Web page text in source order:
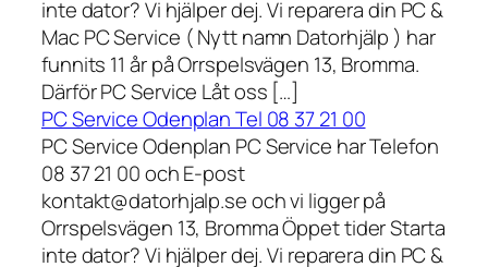
inte dator? Vi hjälper dej. Vi reparera din PC &
Mac PC Service ( Nytt namn Datorhjälp ) har
funnits 11 år på Orrspelsvägen 13, Bromma.
Därför PC Service Låt oss […]
PC Service Odenplan Tel 08 37 21 00
PC Service Odenplan PC Service har Telefon
08 37 21 00 och E-post
kontakt@datorhjalp.se och vi ligger på
Orrspelsvägen 13, Bromma Öppet tider Starta
inte dator? Vi hjälper dej. Vi reparera din PC &